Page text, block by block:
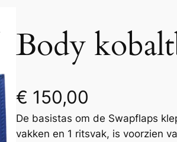
Body
€ 150,00
De basistas om de Swapflaps
vakken en 1 ritsvak, is voorzien